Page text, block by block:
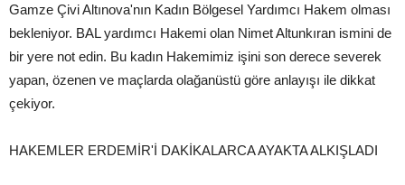
Gamze Çivi Altınova'nın Kadın Bölgesel Yardımcı Hakem olması
bekleniyor. BAL yardımcı Hakemi olan Nimet Altunkıran ismini de
bir yere not edin. Bu kadın Hakemimiz işini son derece severek
yapan, özenen ve maçlarda olağanüstü göre anlayışı ile dikkat
çekiyor.
HAKEMLER ERDEMİR'İ DAKİKALARCA AYAKTA ALKIŞLADI